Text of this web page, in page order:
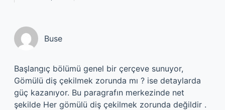
Buse
Başlangıç bölümü genel bir çerçeve sunuyor,
Gömülü diş çekilmek zorunda mı ? ise detaylarda
güç kazanıyor. Bu paragrafın merkezinde net
şekilde Her gömülü diş çekilmek zorunda değildir .